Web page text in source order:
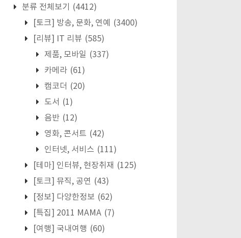
분류 전체보기
(4412)
[토크] 방송, 문화, 연예
(3400)
[리뷰] IT 리뷰 (585)
제품, 모바일 (337)
카메라 (61)
캠코더 (20)
도서 (1)
음반 (12)
영화, 콘서트 (42)
인터넷, 서비스 (111)
[테마] 인터뷰, 현장취재 (125)
[토크] 뮤직, 공연 (43)
[정보] 다양한정보 (62)
[특집] 2011 MAMA (7)
[여행] 국내여행 (60)